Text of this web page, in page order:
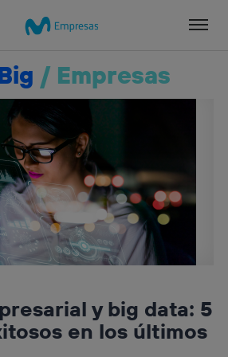
/ Empresas
y big data: 5
en los últimos